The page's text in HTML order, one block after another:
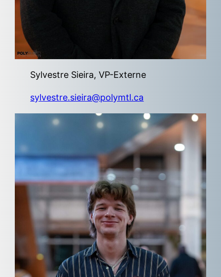
Sylvestre Sieira, VP-Externe
sylvestre.sieira@polymtl.ca